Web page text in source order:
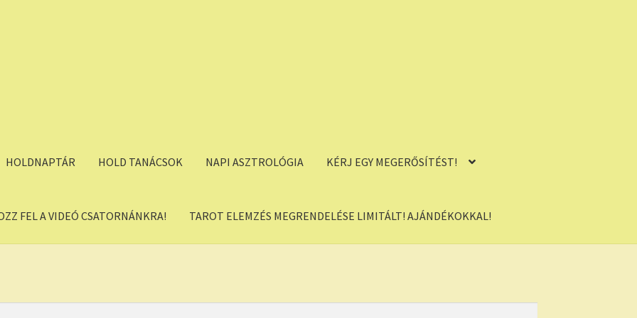
HOLDNAPTÁR HOLD TANÁCSOK NAPI ASZTROLÓGIA KÉRJ EGY MEGERŐSÍTÉST!
FEL A VIDEÓ CSATORNÁNKRA! TAROT ELEMZÉS MEGRENDELÉSE LIMITÁLT! AJÁNDÉKOKKAL!